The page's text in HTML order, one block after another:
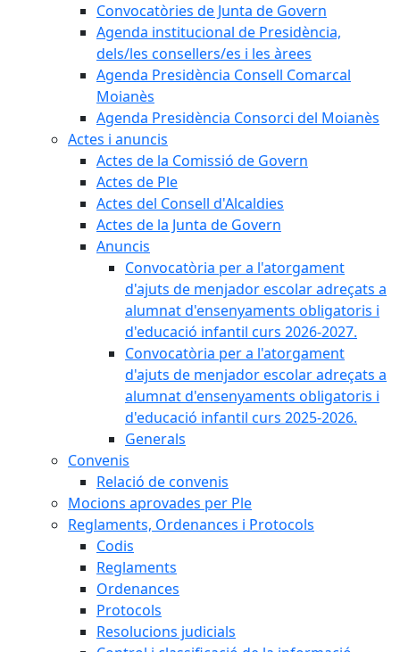
Convocatòries de Junta de Govern
Agenda institucional de Presidència,
dels/les consellers/es i les àrees
Agenda Presidència Consell Comarcal
Moianès
Agenda Presidència Consorci del Moianès
Actes i anuncis
Actes de la Comissió de Govern
Actes de Ple
Actes del Consell d'Alcaldies
Actes de la Junta de Govern
Anuncis
Convocatòria per a l'atorgament
d'ajuts de menjador escolar adreçats a
alumnat d'ensenyaments obligatoris i
d'educació infantil curs 2026-2027.
Convocatòria per a l'atorgament
d'ajuts de menjador escolar adreçats a
alumnat d'ensenyaments obligatoris i
d'educació infantil curs 2025-2026.
Generals
Convenis
Relació de convenis
Mocions aprovades per Ple
Reglaments, Ordenances i Protocols
Codis
Reglaments
Ordenances
Protocols
Resolucions judicials